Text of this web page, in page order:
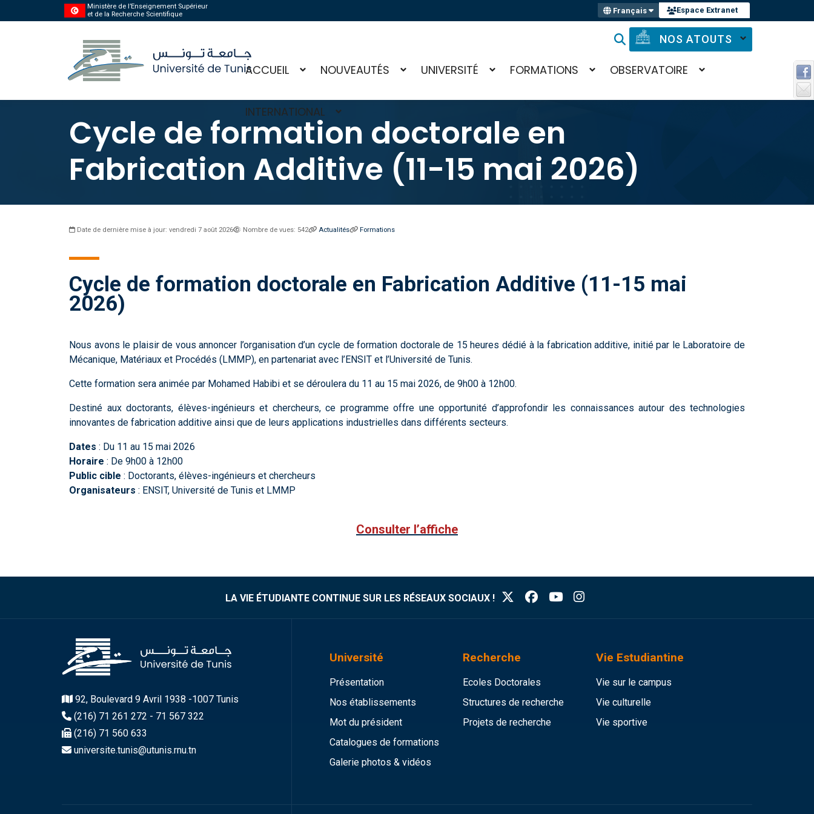
Ministère de l’Enseignement Supérieur
et de la Recherche Scientifique
Français Espace Extranet
NOS ATOUTS
ACCUEIL NOUVEAUTÉS UNIVERSITÉ FORMATIONS OBSERVATOIRE
INTERNATIONAL
Cycle de formation doctorale en
Fabrication Additive (11-15 mai 2026)
Date de dernière mise à jour: vendredi 7 août 2026 Nombre de vues: 542 Actualités Formations
Cycle de formation doctorale en Fabrication Additive (11-15 mai
2026)
Nous avons le plaisir de vous annoncer l’organisation d’un cycle de formation doctorale de 15 heures dédié à la fabrication additive, initié par le Laboratoire de
Mécanique, Matériaux et Procédés (LMMP), en partenariat avec l’ENSIT et l’Université de Tunis.
Cette formation sera animée par Mohamed Habibi et se déroulera du 11 au 15 mai 2026, de 9h00 à 12h00.
Destiné aux doctorants, élèves-ingénieurs et chercheurs, ce programme offre une opportunité d’approfondir les connaissances autour des technologies
innovantes de fabrication additive ainsi que de leurs applications industrielles dans différents secteurs.
Dates : Du 11 au 15 mai 2026
Horaire : De 9h00 à 12h00
Public cible : Doctorants, élèves-ingénieurs et chercheurs
Organisateurs : ENSIT, Université de Tunis et LMMP
Consulter l’affiche
LA VIE ÉTUDIANTE CONTINUE SUR LES RÉSEAUX SOCIAUX !
92, Boulevard 9 Avril 1938 -1007 Tunis
(216) 71 261 272 - 71 567 322
(216) 71 560 633
universite.tunis@utunis.rnu.tn
Université
Présentation
Nos établissements
Mot du président
Catalogues de formations
Galerie photos & vidéos
Recherche
Ecoles Doctorales
Structures de recherche
Projets de recherche
Vie Estudiantine
Vie sur le campus
Vie culturelle
Vie sportive